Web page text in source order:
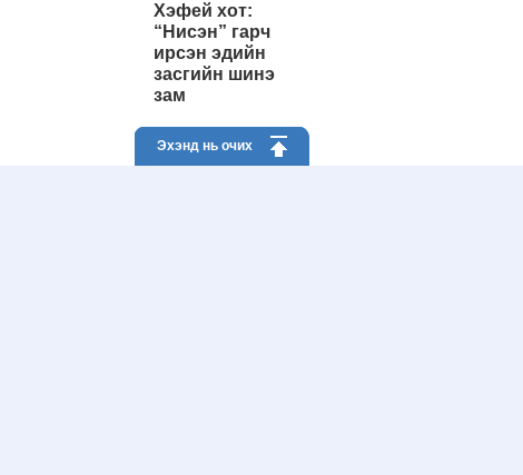
Хэфей хот:
“Нисэн” гарч
ирсэн эдийн
засгийн шинэ
зам
Эхэнд нь очих